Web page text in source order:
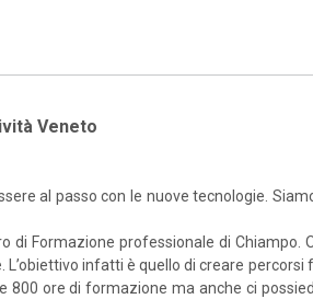
Veneto
al passo con le nuove tecnologie.
di Formazione professionale di Chiampo.
infatti è quello di creare percorsi
800 ore di formazione ma anche ci